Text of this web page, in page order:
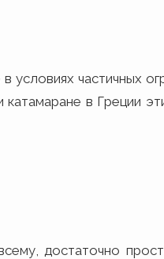
частичных
катамаране в Греции
достаточно